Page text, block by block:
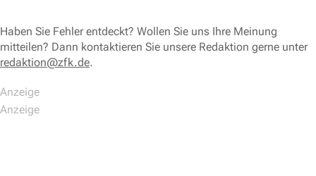
Haben Sie Fehler entdeckt? Wollen Sie uns Ihre Meinung
mitteilen? Dann kontaktieren Sie unsere Redaktion gerne unter
redaktion@zfk.de.